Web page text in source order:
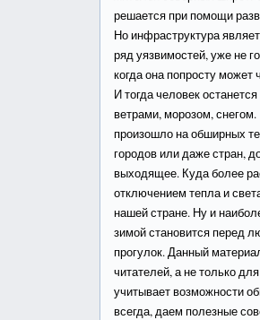
решается при помощи
Но инфраструктура
ряд уязвимостей, уже не
когда она попросту может
И тогда человек
ветрами, морозом, снегом.
произошло на обширных
городов или даже стран,
выходящее. Куда более
отключением тепла и
нашей стране. Ну и
зимой становится перед
прогулок. Данный
читателей, а не только
учитывает возможности
всегда, даем полезные